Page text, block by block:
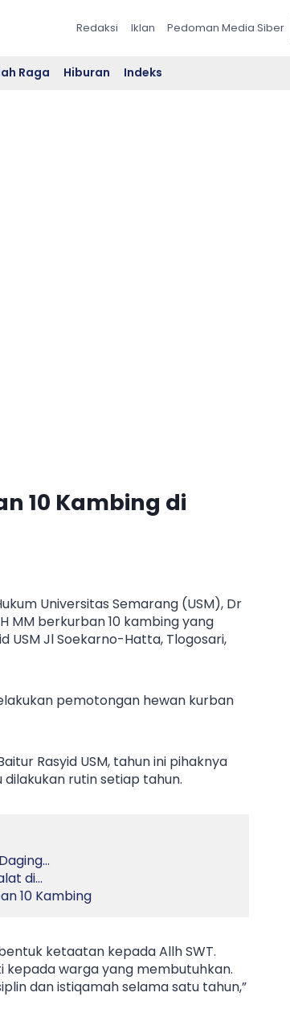
Redaksi Iklan Pedoman Media Siber
Raga Hiburan Indeks
10 Kambing di
Universitas Semarang (USM), Dr
MM berkurban 10 kambing yang
USM Jl Soekarno-Hatta, Tlogosari,
pemotongan hewan kurban
Rasyid USM, tahun ini pihaknya
rutin setiap tahun.
di…
10 Kambing
ketaatan kepada Allh SWT.
kepada warga yang membutuhkan.
dan istiqamah selama satu tahun,”